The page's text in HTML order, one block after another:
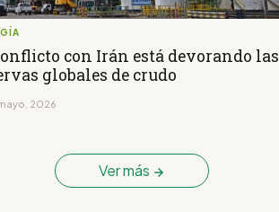
con Irán está devorando las
globales de crudo
2026
Ver más